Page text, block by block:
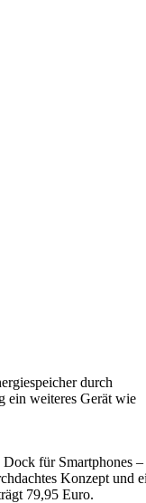
durch
ein weiteres Gerät wie
für Smartphones –
Konzept und
79,95 Euro.